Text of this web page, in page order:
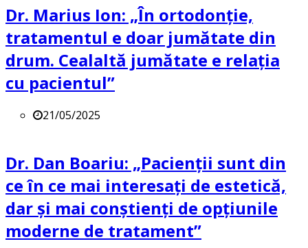
Dr. Marius Ion: „În ortodonție,
tratamentul e doar jumătate din
drum. Cealaltă jumătate e relația
cu pacientul”
21/05/2025
Dr. Dan Boariu: „Pacienții sunt din
ce în ce mai interesați de estetică,
dar și mai conștienți de opțiunile
moderne de tratament”